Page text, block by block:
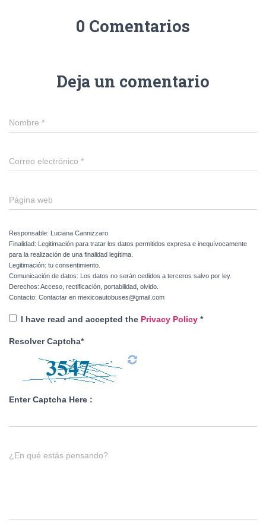
0 Comentarios
Deja un comentario
Nombre *
Correo electrónico *
Página web
Responsable: Luciana Cannizzaro.
Finalidad: Legitimación para tratar los datos permitidos expresa e inequívocamente
para la realización de una finalidad legítima.
Legitimación: tu consentimiento.
Comunicación de datos: Los datos no serán cedidos a terceros salvo por ley.
Derechos: Acceso, rectificación, portabilidad, olvido.
Contacto: Contactar en mexicoautobuses@gmail.com
I have read and accepted the Privacy Policy *
Resolver Captcha*
Enter Captcha Here :
¿En qué estás pensando?